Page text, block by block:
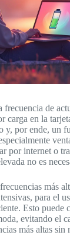
de
carga en la
y, por ende, un
por internet o
no es
más
para el
Esto puede
evitando el
más altas sin